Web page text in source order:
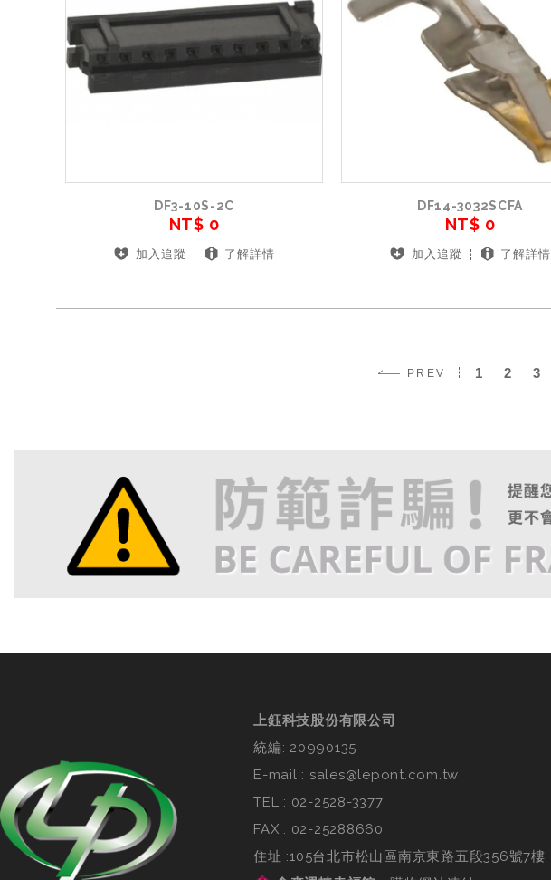
DF3-10S-2C
NT$ 0
加入追蹤 了解詳情
DF14-3032SCFA
NT$ 0
加入追蹤 了解詳情
PREV 1 2 3
上鈺科技股份有限公司
統編: 20990135
E-mail : sales@lepont.com.tw
TEL : 02-2528-3377
FAX : 02-25288660
住址 :105台北市松山區南京東路五段356號7樓